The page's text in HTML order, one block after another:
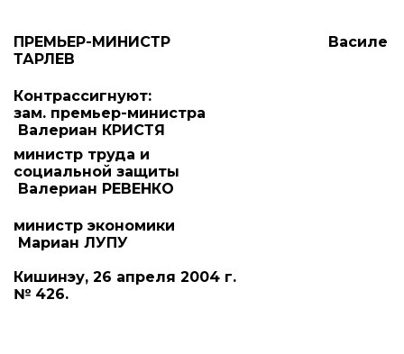
ПРЕМЬЕР-МИНИСТР Василе
ТАРЛЕВ
Контрассигнуют:
зам. премьер-министра
Валериан КРИСТЯ
министр труда и
социальной защиты
Валериан РЕВЕНКО
министр экономики
Мариан ЛУПУ
Кишинэу, 26 апреля 2004 г.
№ 426.